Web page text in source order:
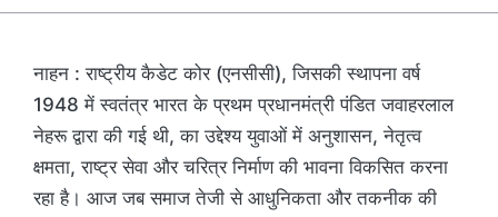
नाहन : राष्ट्रीय कैडेट कोर (एनसीसी), जिसकी स्थापना वर्ष
1948 में स्वतंत्र भारत के प्रथम प्रधानमंत्री पंडित जवाहरलाल
नेहरू द्वारा की गई थी, का उद्देश्य युवाओं में अनुशासन, नेतृत्व
क्षमता, राष्ट्र सेवा और चरित्र निर्माण की भावना विकसित करना
रहा है। आज जब समाज तेजी से आधुनिकता और तकनीक की